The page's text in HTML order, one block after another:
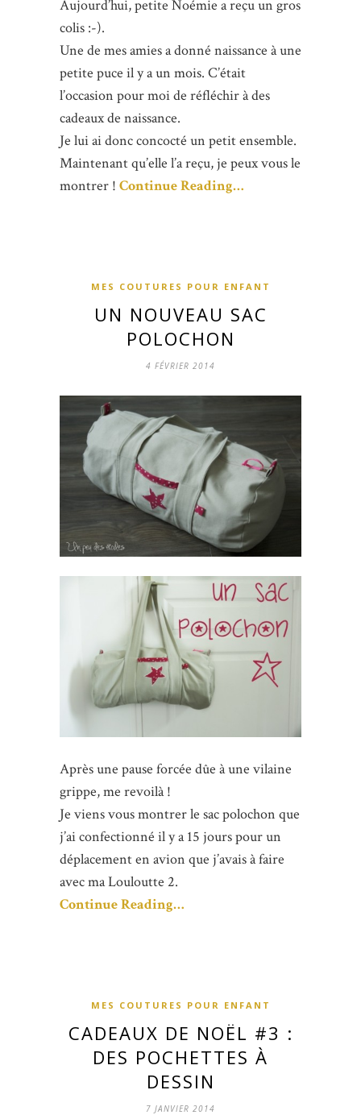
Aujourd’hui, petite Noémie a reçu un gros
colis :-).
Une de mes amies a donné naissance à une
petite puce il y a un mois. C’était
l’occasion pour moi de réfléchir à des
cadeaux de naissance.
Je lui ai donc concocté un petit ensemble.
Maintenant qu’elle l’a reçu, je peux vous le
montrer ! Continue Reading…
MES COUTURES POUR ENFANT
UN NOUVEAU SAC
POLOCHON
4 FÉVRIER 2014
Après une pause forcée dûe à une vilaine
grippe, me revoilà !
Je viens vous montrer le sac polochon que
j’ai confectionné il y a 15 jours pour un
déplacement en avion que j’avais à faire
avec ma Louloutte 2.
Continue Reading…
MES COUTURES POUR ENFANT
CADEAUX DE NOËL #3 :
DES POCHETTES À
DESSIN
7 JANVIER 2014